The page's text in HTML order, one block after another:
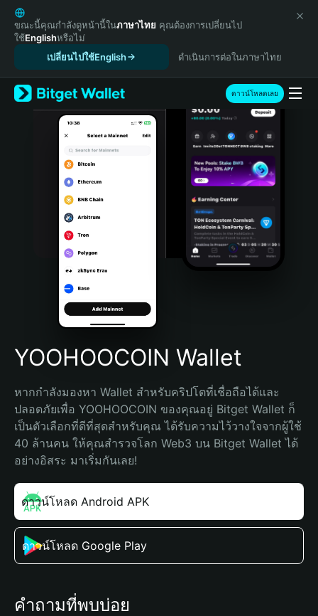
English
日本語
Tiếng Việt
Español (Latinoamérica)
Türkçe
Italiano
Português (Portugal)
Bahasa Indonesia
Português (Brasil)
Español (Argentina)
ขณะนี้คุณกำลังดูหน้านี้ในภาษาไทย คุณต้องการเปลี่ยนไป
ใช้Englishหรือไม่
เปลี่ยนไปใช้English
ดำเนินการต่อในภาษาไทย
ดาวน์โหลดเลย
YOOHOOCOIN Wallet
หากกำลังมองหา Wallet สำหรับคริปโตที่เชื่อถือได้และ
ปลอดภัยเพื่อ YOOHOOCOIN ของคุณอยู่ Bitget Wallet ก็
เป็นตัวเลือกที่ดีที่สุดสำหรับคุณ ได้รับความไว้วางใจจากผู้ใช้
40 ล้านคน ให้คุณสำรวจโลก Web3 บน Bitget Wallet ได้
อย่างอิสระ มาเริ่มกันเลย!
ดาวน์โหลด Android APK
ดาวน์โหลด Google Play
คำถามที่พบบ่อย